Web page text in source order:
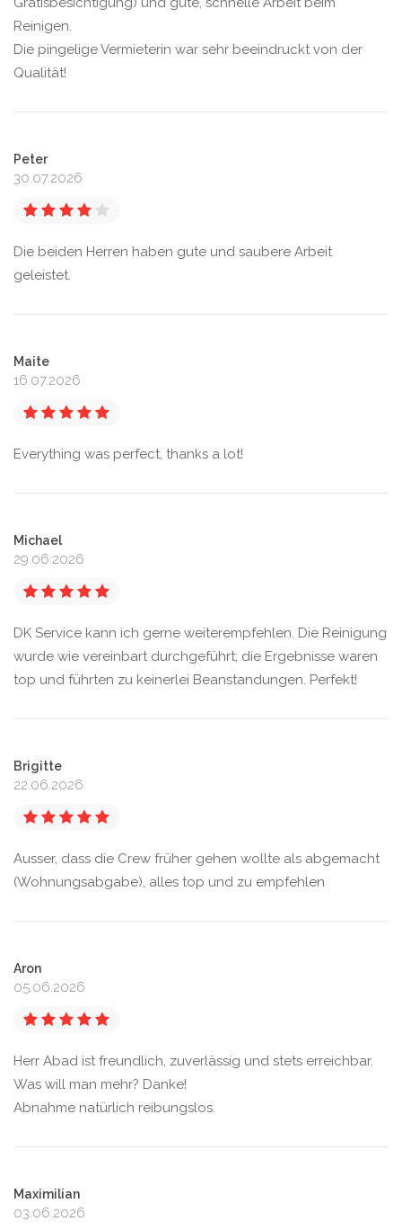
Reinigen.
Die pingelige Vermieterin war sehr beeindruckt von der
Qualität!
Peter
30.07.2026
Die beiden Herren haben gute und saubere Arbeit
geleistet.
Maite
16.07.2026
Everything was perfect, thanks a lot!
Michael
29.06.2026
DK Service kann ich gerne weiterempfehlen. Die Reinigung
wurde wie vereinbart durchgeführt; die Ergebnisse waren
top und führten zu keinerlei Beanstandungen. Perfekt!
Brigitte
22.06.2026
Ausser, dass die Crew früher gehen wollte als abgemacht
(Wohnungsabgabe), alles top und zu empfehlen
Aron
05.06.2026
Herr Abad ist freundlich, zuverlässig und stets erreichbar.
Was will man mehr? Danke!
Abnahme natürlich reibungslos.
Maximilian
03.06.2026